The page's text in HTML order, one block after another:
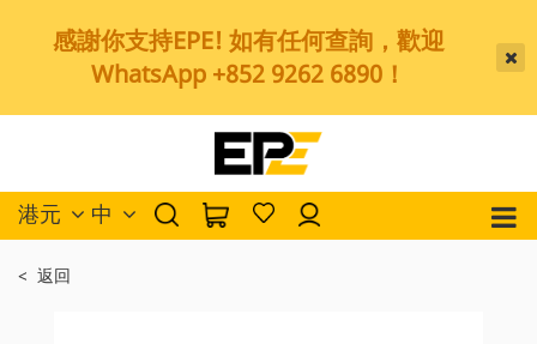
感謝你支持EPE! 如有任何查詢，歡迎
WhatsApp +852 9262 6890！
港元 中
< 返回